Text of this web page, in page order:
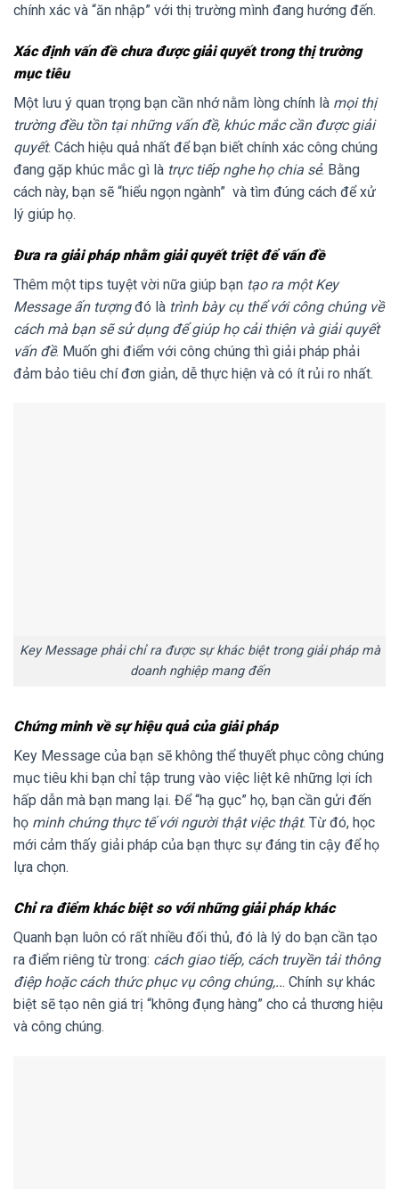
chính xác và “ăn nhập” với thị trường mình đang hướng đến.
Xác định vấn đề chưa được giải quyết trong thị trường
mục tiêu
Một lưu ý quan trọng bạn cần nhớ nằm lòng chính là mọi thị
trường đều tồn tại những vấn đề, khúc mắc cần được giải
quyết. Cách hiệu quả nhất để bạn biết chính xác công chúng
đang gặp khúc mắc gì là trực tiếp nghe họ chia sẻ. Bằng
cách này, bạn sẽ “hiểu ngọn ngành” và tìm đúng cách để xử
lý giúp họ.
Đưa ra giải pháp nhằm giải quyết triệt để vấn đề
Thêm một tips tuyệt vời nữa giúp bạn tạo ra một Key
Message ấn tượngđó là trình bày cụ thể với công chúng về
cách mà bạn sẽ sử dụng để giúp họ cải thiện và giải quyết
vấn đề. Muốn ghi điểm với công chúng thì giải pháp phải
đảm bảo tiêu chí đơn giản, dễ thực hiện và có ít rủi ro nhất.
Key Message phải chỉ ra được sự khác biệt trong giải pháp mà
doanh nghiệp mang đến
Chứng minh về sự hiệu quả của giải pháp
Key Message của bạn sẽ không thể thuyết phục công chúng
mục tiêu khi bạn chỉ tập trung vào việc liệt kê những lợi ích
hấp dẫn mà bạn mang lại. Để “hạ gục” họ, bạn cần gửi đến
họ minh chứng thực tế với người thật việc thật. Từ đó, học
mới cảm thấy giải pháp của bạn thực sự đáng tin cậy để họ
lựa chọn.
Chỉ ra điểm khác biệt so với những giải pháp khác
Quanh bạn luôn có rất nhiều đối thủ, đó là lý do bạn cần tạo
ra điểm riêng từ trong: cách giao tiếp, cách truyền tải thông
điệp hoặc cách thức phục vụ công chúng,... Chính sự khác
biệt sẽ tạo nên giá trị “không đụng hàng” cho cả thương hiệu
và công chúng.